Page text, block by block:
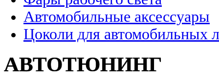
Автомобильные аксессуары
Цоколи для автомобильных
АВТОТЮНИНГ